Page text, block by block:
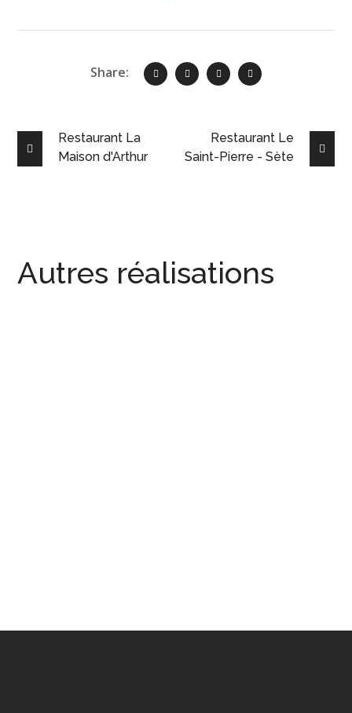
Share:
Restaurant La
Maison d'Arthur
Restaurant Le
Saint-Pierre - Sète
Autres réalisations